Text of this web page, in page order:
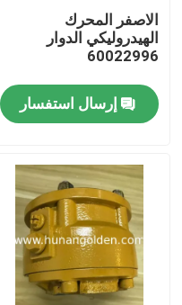
رقابة جودة
أخبار
اطلب اقتباس
قطع غيار مضخة الخرسانة
أنبوب توصيل مضخة
الاصفر المحرك
الهيدروليكي الدوار
60022996
إرسال استفسار